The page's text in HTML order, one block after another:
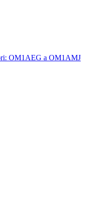
OM1AEG a OM1AMJ